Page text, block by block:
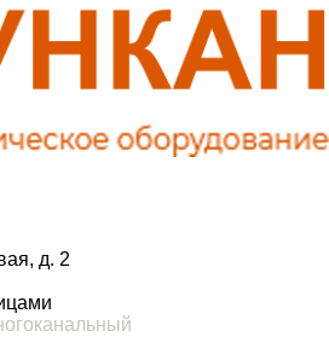
д. 2